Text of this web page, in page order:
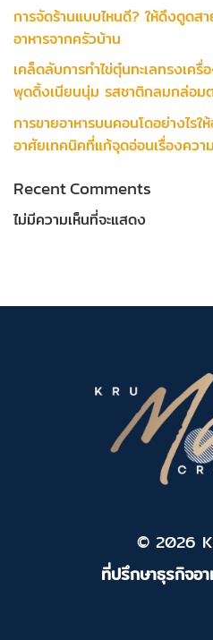
การจัดร้านแบบไหนดี? ให้ดึงดูดส
อาหารจากครัวบ้าน
เคล็ดลับการทำไข่ตุ๋นทะเลทรงเครื่
พุดดิ้งเนียนนุ่ม รสชาติกลมกล่อม
การขายอาหารบนคอนโดอย่างไรใ
อาศัยเทคนิคที่แก้จุดอ่อนเรื่องควา
Recent Comments
ไม่มีความเห็นที่จะแสดง
© 2026
ที่ปรึกษาธุรกิจอ